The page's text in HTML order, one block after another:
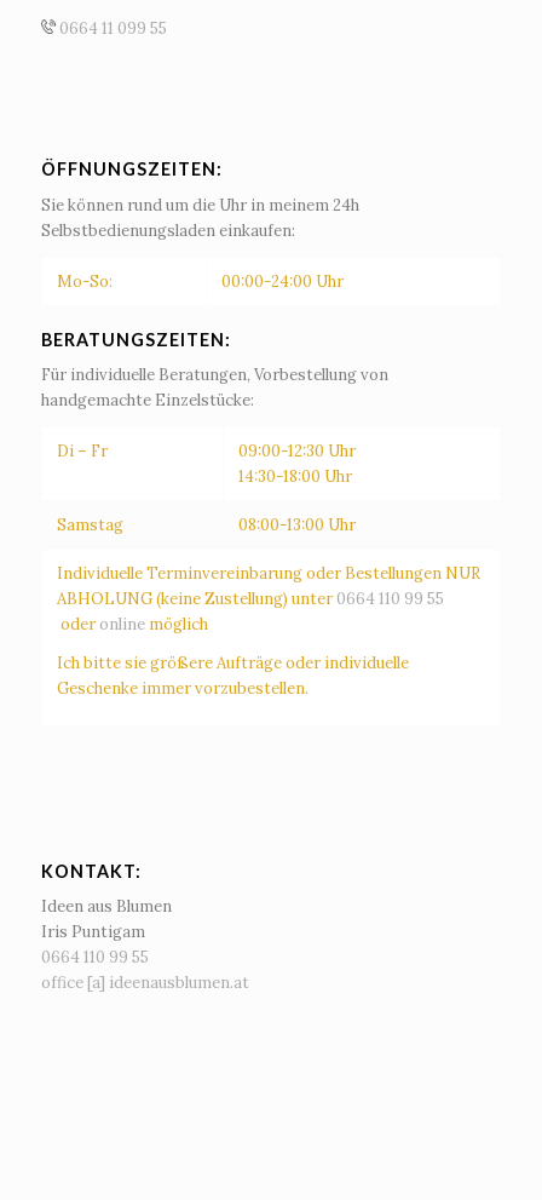
0664 11 099 55
ÖFFNUNGSZEITEN:
Sie können rund um die Uhr in meinem 24h
Selbstbedienungsladen einkaufen:
Mo-So: 00:00-24:00 Uhr
BERATUNGSZEITEN:
Für individuelle Beratungen, Vorbestellung von
handgemachte Einzelstücke:
Di – Fr
09:00-12:30 Uhr
14:30-18:00 Uhr
Samstag 08:00-13:00 Uhr
Individuelle Terminvereinbarung oder Bestellungen NUR
ABHOLUNG (keine Zustellung) unter 0664 110 99 55
oder onlinemöglich
Ich bitte sie größere Aufträge oder individuelle
Geschenke immer vorzubestellen.
KONTAKT:
Ideen aus Blumen
Iris Puntigam
0664 110 99 55‬
office [a] ideenausblumen.at